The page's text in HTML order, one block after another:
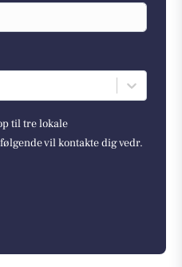
til tre lokale
vil kontakte dig vedr.